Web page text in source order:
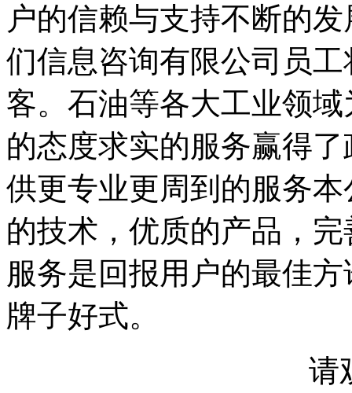
户的信赖与支持不断的
们信息咨询有限公司员
客。石油等各大工业领
的态度求实的服务赢得
供更专业更周到的服务
的技术，优质的产品，
服务是回报用户的最佳
牌子好式。
请